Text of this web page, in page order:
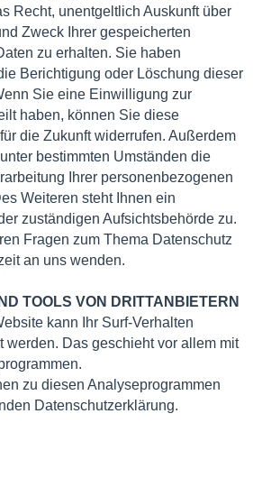
Recht, unentgeltlich Auskunft über
Zweck Ihrer gespeicherten
zu erhalten. Sie haben
Berichtigung oder Löschung dieser
Sie eine Einwilligung zur
haben, können Sie diese
die Zukunft widerrufen. Außerdem
bestimmten Umständen die
Ihrer personenbezogenen
Weiteren steht Ihnen ein
zuständigen Aufsichtsbehörde zu.
Fragen zum Thema Datenschutz
an uns wenden.
TOOLS VON DRITTANBIETERN
kann Ihr Surf-Verhalten
werden. Das geschieht vor allem mit
zu diesen Analyseprogrammen
Datenschutzerklärung.